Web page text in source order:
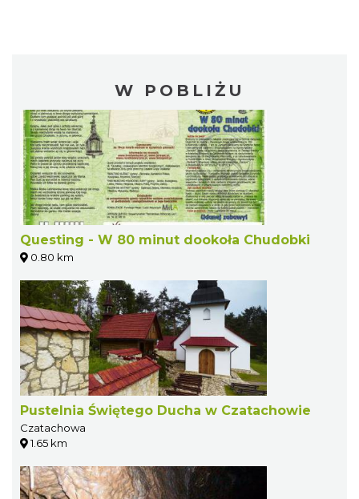
W POBLIŻU
Questing - W 80 minut dookoła Chudobki
0.80 km
Pustelnia Świętego Ducha w Czatachowie
Czatachowa
1.65 km